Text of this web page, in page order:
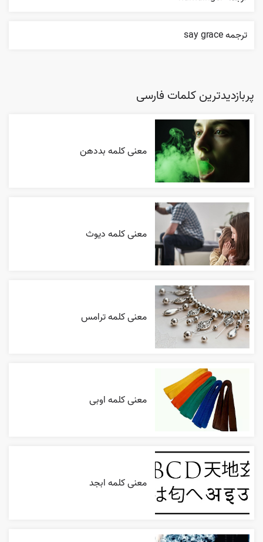
ترجمه say grace
پربازدیدترین کلمات فارسی
معنی کلمه بددهن
معنی کلمه دیوث
معنی کلمه ترامس
معنی کلمه اوبی
معنی کلمه ابجد